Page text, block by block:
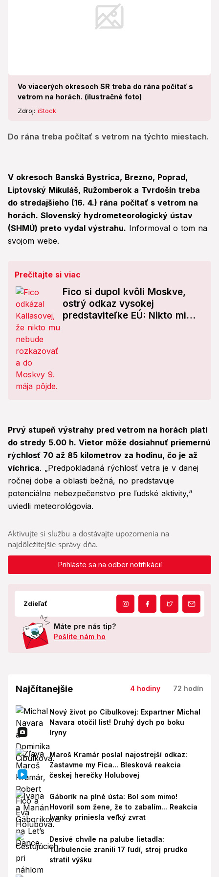
Vo viacerých okresoch SR treba do rána počítať s
vetrom na horách. (ilustračné foto)
Zdroj: iStock
Do rána treba počítať s vetrom na týchto miestach.
V okresoch Banská Bystrica, Brezno, Poprad,
Liptovský Mikuláš, Ružomberok a Tvrdošín treba
do stredajšieho (16. 4.) rána počítať s vetrom na
horách. Slovenský hydrometeorologický ústav
(SHMÚ) preto vydal výstrahu. Informoval o tom na
svojom webe.
Prečítajte si viac
Fico si dupol kvôli Moskve,
ostrý odkaz vysokej
predstaviteľke EÚ: Nikto mi
Prvý stupeň výstrahy pred vetrom na horách platí
do stredy 5.00 h. Vietor môže dosiahnuť priemernú
rýchlosť 70 až 85 kilometrov za hodinu, čo je až
víchrica. „Predpokladaná rýchlosť vetra je v danej
ročnej dobe a oblasti bežná, no predstavuje
potenciálne nebezpečenstvo pre ľudské aktivity,“
uviedli meteorológovia.
Aktivujte si službu a dostávajte upozornenia na
najdôležitejšie správy dňa.
Prihláste sa na odber notifikácií
Zdieľať
Máte pre nás tip?
Pošlite nám ho
Najčítanejšie 4 hodiny 72 hodín
Nový život po Cibulkovej: Expartner Michal
Navara otočil list! Druhý dych po boku
Iryny
Maroš Kramár poslal najostrejší odkaz:
Zastavme my Fica... Blesková reakcia
českej herečky Holubovej
Gáborík na plné ústa: Bol som mimo!
Hovoril som žene, že to zabalím... Reakcia
Ivanky priniesla veľký zvrat
Desivé chvíle na palube lietadla:
Turbulencie zranili 17 ľudí, stroj prudko
stratil výšku